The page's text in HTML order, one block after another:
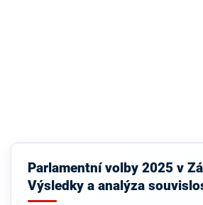
Parlamentní volby 2025 v
Výsledky a analýza